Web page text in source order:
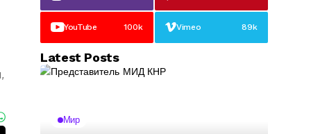
YouTube 100k Vimeo 89k
Latest Posts
Мир